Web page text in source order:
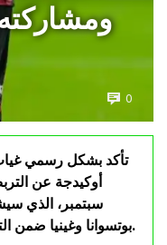
0
تأكد بشكل رسمي
أوكيدجة عن
سبتمبر، الذي
بوتسوانا وغينيا ضمن التصفيات المؤهلة لكأس العالم 2026.